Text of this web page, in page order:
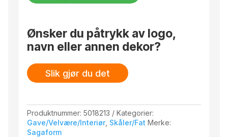
Ønsker du påtrykk av logo,
navn eller annen dekor?
Slik gjør du det
Produktnummer:5018213
Kategorier:
Gave/Velvære/Interiør, Skåler/Fat Merke:
Sagaform